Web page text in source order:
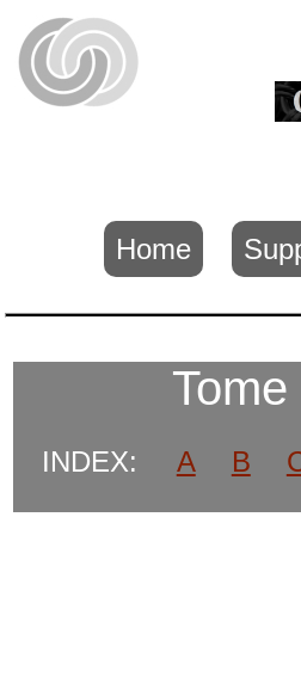
Home
INDEX: A B